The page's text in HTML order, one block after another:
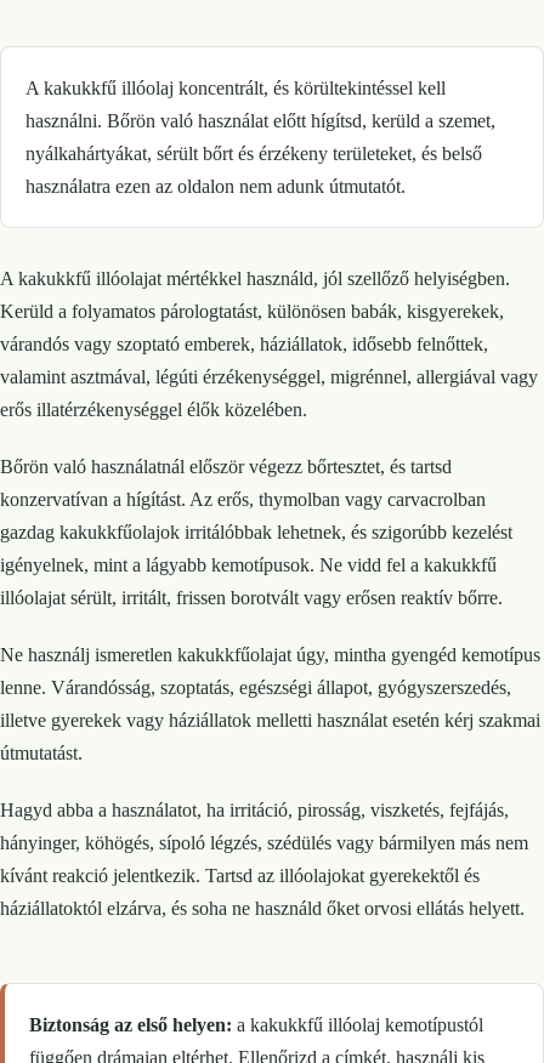
A kakukkfű illóolaj koncentrált, és körültekintéssel kell
használni. Bőrön való használat előtt hígítsd, kerüld a szemet,
nyálkahártyákat, sérült bőrt és érzékeny területeket, és belső
használatra ezen az oldalon nem adunk útmutatót.
A kakukkfű illóolajat mértékkel használd, jól szellőző helyiségben.
Kerüld a folyamatos párologtatást, különösen babák, kisgyerekek,
várandós vagy szoptató emberek, háziállatok, idősebb felnőttek,
valamint asztmával, légúti érzékenységgel, migrénnel, allergiával vagy
erős illatérzékenységgel élők közelében.
Bőrön való használatnál először végezz bőrtesztet, és tartsd
konzervatívan a hígítást. Az erős, thymolban vagy carvacrolban
gazdag kakukkfűolajok irritálóbbak lehetnek, és szigorúbb kezelést
igényelnek, mint a lágyabb kemotípusok. Ne vidd fel a kakukkfű
illóolajat sérült, irritált, frissen borotvált vagy erősen reaktív bőrre.
Ne használj ismeretlen kakukkfűolajat úgy, mintha gyengéd kemotípus
lenne. Várandósság, szoptatás, egészségi állapot, gyógyszerszedés,
illetve gyerekek vagy háziállatok melletti használat esetén kérj szakmai
útmutatást.
Hagyd abba a használatot, ha irritáció, pirosság, viszketés, fejfájás,
hányinger, köhögés, sípoló légzés, szédülés vagy bármilyen más nem
kívánt reakció jelentkezik. Tartsd az illóolajokat gyerekektől és
háziállatoktól elzárva, és soha ne használd őket orvosi ellátás helyett.
Biztonság az első helyen: a kakukkfű illóolaj kemotípustól
függően drámaian eltérhet. Ellenőrizd a címkét, használj kis